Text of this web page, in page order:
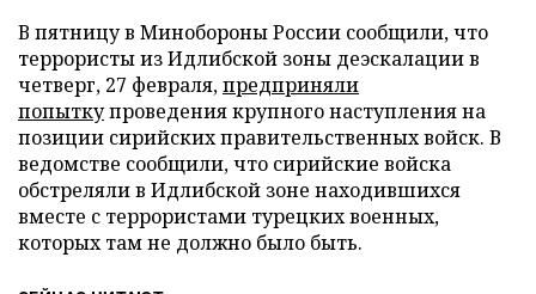
В пятницу в Минобороны России сообщили, что
террористы из Идлибской зоны деэскалации в
четверг, 27 февраля,предприняли
попыткупроведения крупного наступления на
позиции сирийских правительственных войск. В
ведомстве сообщили, что сирийские войска
обстреляли в Идлибской зоне находившихся
вместе с террористами турецких военных,
которых там не должно было быть.